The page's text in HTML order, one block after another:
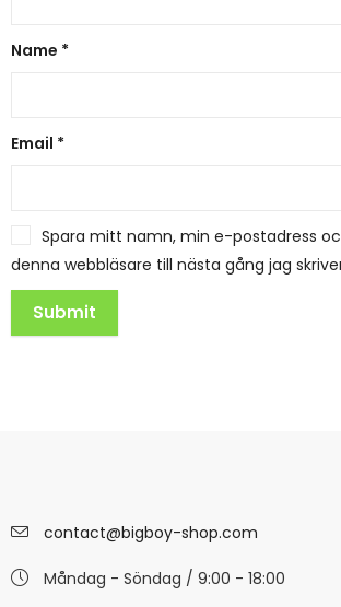
Name *
Email *
Spara mitt namn, min e-postadress
denna webbläsare till nästa gång jag
contact@bigboy-shop.com
Måndag - Söndag / 9:00 - 18:00